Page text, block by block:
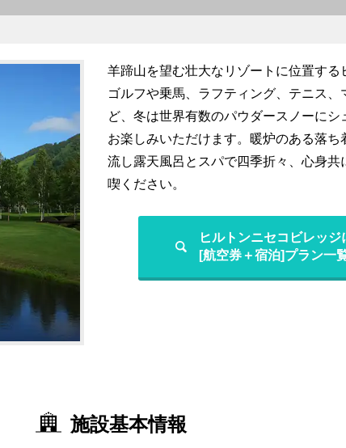
羊蹄山を望む壮大なリゾートに位置す
ゴルフや乗馬、ラフティング、テニス
ど、冬は世界有数のパウダースノーに
お楽しみいただけます。暖炉のある落
流し露天風呂とスパで四季折々、心身
喫ください。
ヒルトンニセコビレッ
[航空券＋宿泊]プラン一
施設基本情報